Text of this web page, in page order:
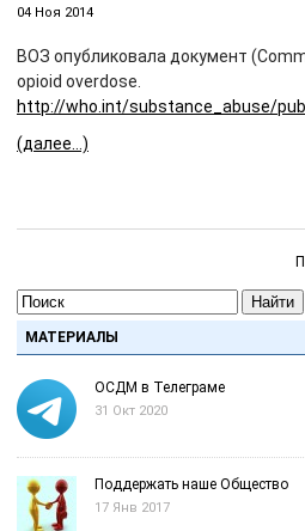
04 Ноя 2014
ВОЗ опубликовала документ
opioid overdose.
http://who.int/substance_abuse/
(далее…)
Найти
МАТЕРИАЛЫ
ОСДМ в Телеграме
31 Окт 2020
Поддержать наше Общество
17 Янв 2017